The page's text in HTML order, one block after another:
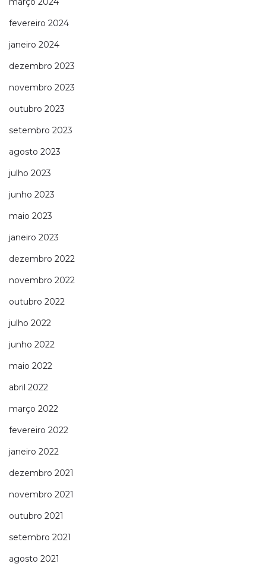
fevereiro 2024
janeiro 2024
dezembro 2023
novembro 2023
outubro 2023
setembro 2023
agosto 2023
julho 2023
junho 2023
maio 2023
janeiro 2023
dezembro 2022
novembro 2022
outubro 2022
julho 2022
junho 2022
maio 2022
abril 2022
março 2022
fevereiro 2022
janeiro 2022
dezembro 2021
novembro 2021
outubro 2021
setembro 2021
agosto 2021